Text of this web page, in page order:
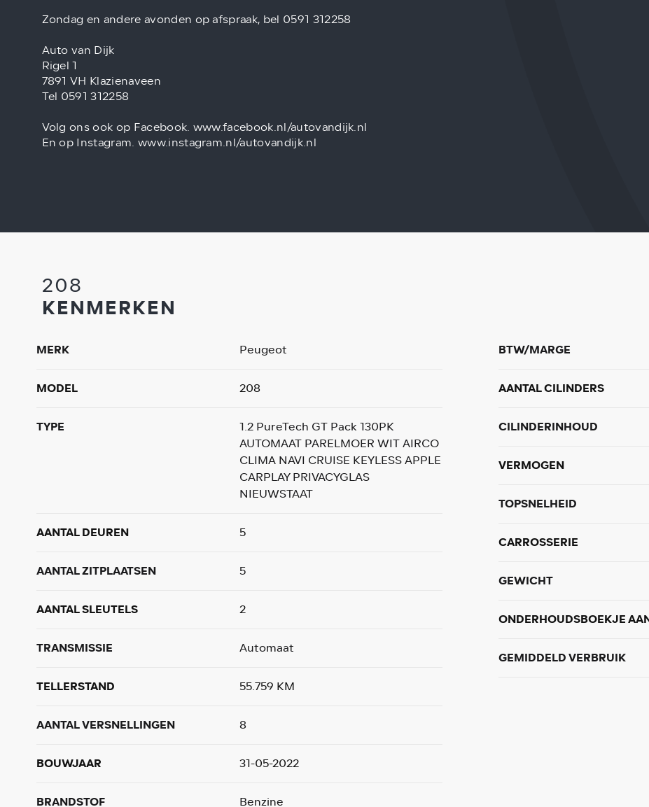
Zondag en andere avonden op afspraak, bel 0591 312258
Auto van Dijk
Rigel 1
7891 VH Klazienaveen
Tel 0591 312258
Volg ons ook op Facebook. www.facebook.nl/autovandijk.nl
En op Instagram. www.instagram.nl/autovandijk.nl
208
KENMERKEN
MERK Peugeot
MODEL 208
TYPE
1.2 PureTech GT Pack 130PK
AUTOMAAT PARELMOER WIT AIRCO
CLIMA NAVI CRUISE KEYLESS APPLE
CARPLAY PRIVACYGLAS
NIEUWSTAAT
AANTAL DEUREN 5
AANTAL ZITPLAATSEN 5
AANTAL SLEUTELS 2
TRANSMISSIE Automaat
TELLERSTAND 55.759 KM
AANTAL VERSNELLINGEN 8
BOUWJAAR 31-05-2022
BRANDSTOF Benzine
BTW/MARGE
AANTAL CILINDERS
CILINDERINHOUD
VERMOGEN
TOPSNELHEID
CARROSSERIE
GEWICHT
ONDERHOUDSBOEKJE
GEMIDDELD VERBRUIK